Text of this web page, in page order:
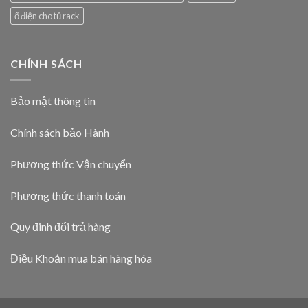
ổ điện cho tủ rack
CHÍNH SÁCH
Bảo mật thông tin
Chính sách bảo Hành
Phương thức Vận chuyển
Phương thức thanh toán
Quy đinh đổi trả hàng
Điều Khoản mua bán hàng hóa